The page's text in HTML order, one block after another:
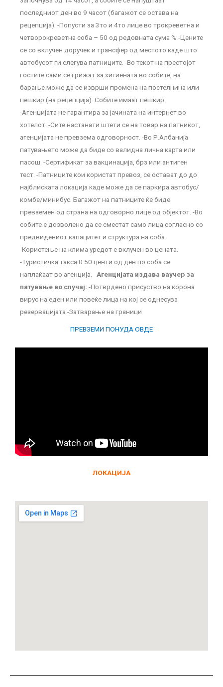
последниот ден во 9 часот (багажот се остава на
рецепција). -Попусти за 3то и 4то лице во трокреветна и
четворокреветна соба – 50 од редовната сума % -Цените
се со вклучен доручек и трансфер од местото каде што
автобусот ги слегува патниците. -Во текот на престојот
гостите сами се грижат за хигиената во собите, на
барање може да се изврши промена на постелнина или
пешкир (на рецепција). Собите имаат пешкир.
-Агенцијата не гарантира за јачината на интернет во
хотелот. -Сите настанати штети се на товар на патникот,
агенцијата не превзема одговорност. -Во Р.Албанија
патувањето може да биде со валидна лична карта или
пасош. -Сертификат за вакцинација, брз или антиген
тест. -Патниците кои користат превоз, се остават до до
најблиската локација каде може да се паркира автобус/
комбе/минибус. Багажот на патниците ќе биде
превземен од страна на одговорно лице од објектот. -Во
собите е дозволено да се сместат само лица согласно со
предвидениот капацитет и структура на соба.
-Користење на клима уредот е вклучен во цената.
-Туристичка такса 0.50 центи од ден по соба се
наплаќаат во агенција. Агенцијата издава ваучер за
патување во случај: -Потврдено присуство на корона
вирус на еден или повеќе лица на кој се однесува
резервацијата -Затварање на граници
ПРЕВЗЕМИ ПОНУДА ОВДЕ
ЛОКАЦИЈА